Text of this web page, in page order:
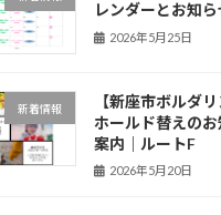
レンダーとお知
2026年5月25日
新着情報
【新座市ボルダリ
ホールド替えの
案内｜ルートF
2026年5月20日